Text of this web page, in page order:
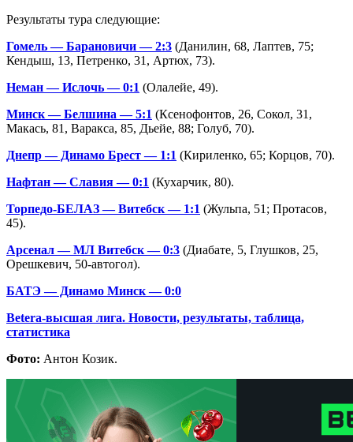
Результаты тура следующие:
Гомель — Барановичи — 2:3 (Данилин, 68, Лаптев, 75;
Кендыш, 13, Петренко, 31, Артюх, 73).
Неман — Ислочь — 0:1 (Олалейе, 49).
Минск — Белшина — 5:1 (Ксенофонтов, 26, Сокол, 31,
Макась, 81, Варакса, 85, Дьейе, 88; Голуб, 70).
Днепр — Динамо Брест — 1:1 (Кириленко, 65; Корцов, 70).
Нафтан — Славия — 0:1 (Кухарчик, 80).
Торпедо-БЕЛАЗ — Витебск — 1:1 (Жульпа, 51; Протасов,
45).
Арсенал — МЛ Витебск — 0:3 (Диабате, 5, Глушков, 25,
Орешкевич, 50-автогол).
БАТЭ — Динамо Минск — 0:0
Betera-высшая лига. Новости, результаты, таблица,
статистика
Фото: Антон Козик.